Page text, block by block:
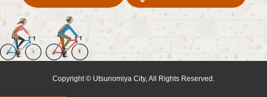
Copyright © Utsunomiya City, All Rights Reserved.